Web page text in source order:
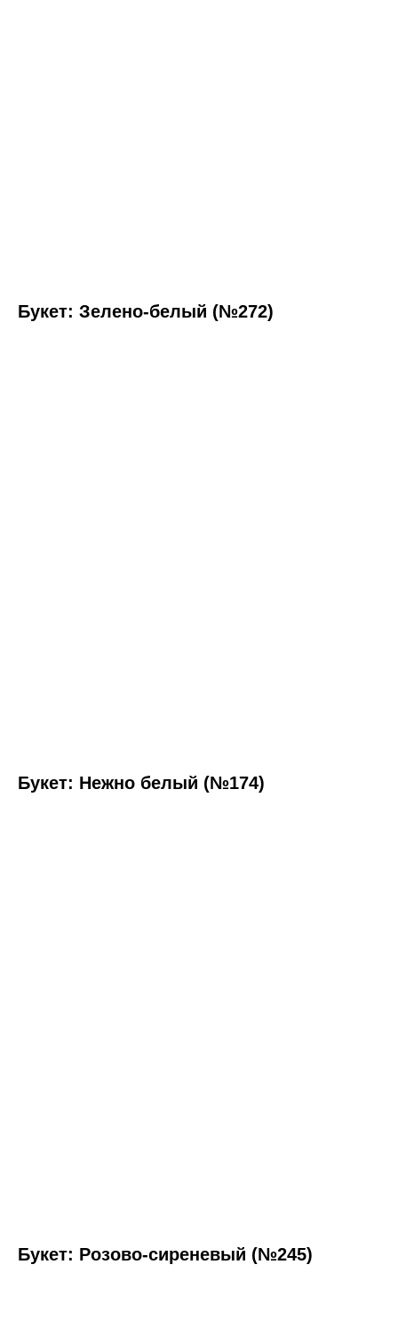
Букет: Зелено-белый (№272)
Букет: Нежно белый (№174)
Букет: Розово-сиреневый (№245)